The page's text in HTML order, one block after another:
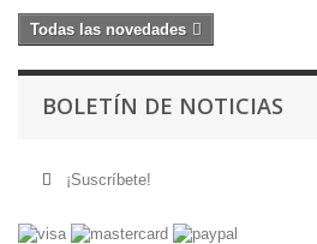
Todas las novedades
BOLETÍN DE NOTICIAS
¡Suscríbete!